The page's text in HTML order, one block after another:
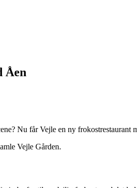
Åen
Nu får Vejle en ny frokostrestaurant
Vejle Gården.